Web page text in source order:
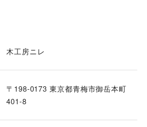
木工房ニレ
〒198-0173 東京都青梅市御岳本町
401-8